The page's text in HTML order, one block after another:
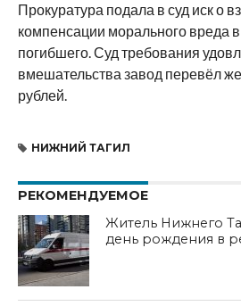
Прокуратура подала в суд иск о
компенсации морального вреда
погибшего. Суд требования
вмешательства завод перевёл
рублей.
НИЖНИЙ ТАГИЛ
РЕКОМЕНДУЕМОЕ
Житель Нижнего
день рождения в